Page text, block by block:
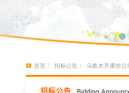
首页 〉 招标公告 〉 乌鲁木齐康饮